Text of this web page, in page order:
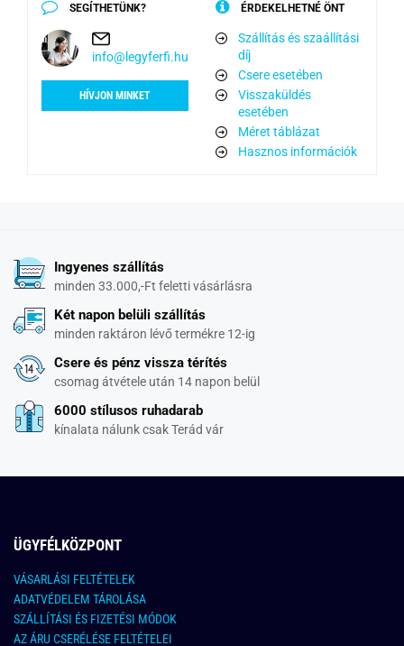
SEGÍTHETÜNK?
info@legyferfi.hu
HÍVJON MINKET
ÉRDEKELHETNÉ ÖNT
Szállítás és szaállítási
díj
Csere esetében
Visszaküldés
esetében
Méret táblázat
Hasznos információk
Ingyenes szállítás
minden 33.000,-Ft feletti vásárlásra
Két napon belüli szállítás
minden raktáron lévő termékre 12-ig
Csere és pénz vissza térítés
csomag átvétele után 14 napon belül
6000 stílusos ruhadarab
kínalata nálunk csak Terád vár
ÜGYFÉLKÖZPONT
VÁSARLÁSI FELTÉTELEK
ADATVÉDELEM TÁROLÁSA
SZÁLLÍTÁSI ÉS FIZETÉSI MÓDOK
AZ ÁRU CSERÉLÉSE FELTÉTELEI